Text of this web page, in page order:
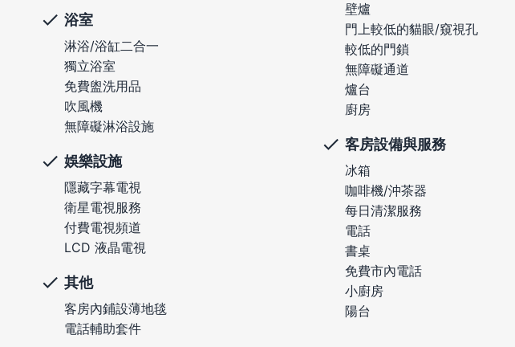
浴室
淋浴/浴缸二合一
獨立浴室
免費盥洗用品
吹風機
無障礙淋浴設施
娛樂設施
隱藏字幕電視
衛星電視服務
付費電視頻道
LCD 液晶電視
其他
客房內鋪設薄地毯
電話輔助套件
壁爐
門上較低的貓眼/窺視孔
較低的門鎖
無障礙通道
爐台
廚房
客房設備與服務
冰箱
咖啡機/沖茶器
每日清潔服務
電話
書桌
免費市內電話
小廚房
陽台